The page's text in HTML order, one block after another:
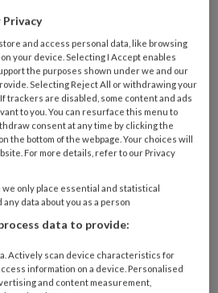
Hendriks | Brede
in een perifeer
Privacy
and access personal data, like browsing
your device. Selecting I Accept enables
the purposes shown under we and our
Selecting Reject All or withdrawing your
trackers are disabled, some content and ads
to you. You can resurface this menu to
consent at any time by clicking the
the bottom of the webpage. Your choices will
For more details, refer to our Privacy
only place essential and statistical
data about you as a person
data to provide:
Actively scan device characteristics for
information on a device. Personalised
and content measurement,